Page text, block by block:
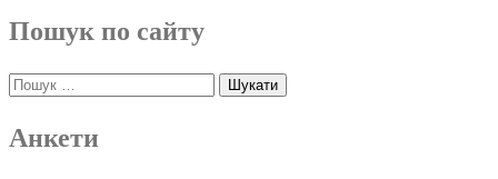
Пошук по сайту
Пошук:
Анкети